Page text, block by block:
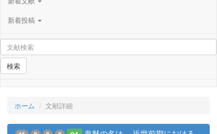
新着投稿
検索
ホーム 文献詳細